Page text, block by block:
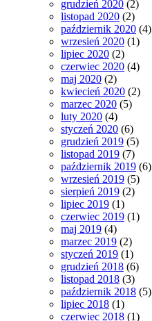
grudzień 2020 (2)
listopad 2020 (2)
październik 2020 (4)
wrzesień 2020 (1)
lipiec 2020 (2)
czerwiec 2020 (4)
maj 2020 (2)
kwiecień 2020 (2)
marzec 2020 (5)
luty 2020 (4)
styczeń 2020 (6)
grudzień 2019 (5)
listopad 2019 (7)
październik 2019 (6)
wrzesień 2019 (5)
sierpień 2019 (2)
lipiec 2019 (1)
czerwiec 2019 (1)
maj 2019 (4)
marzec 2019 (2)
styczeń 2019 (1)
grudzień 2018 (6)
listopad 2018 (3)
październik 2018 (5)
lipiec 2018 (1)
czerwiec 2018 (1)